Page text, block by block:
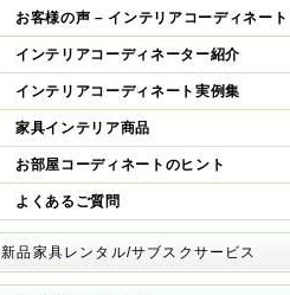
お客様の声 – インテリアコーディネート
インテリアコーディネーター紹介
インテリアコーディネート実例集
家具インテリア商品
お部屋コーディネートのヒント
よくあるご質問
新品家具レンタル/サブスクサービス